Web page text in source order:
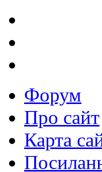
Форум
Про сайт
Карта